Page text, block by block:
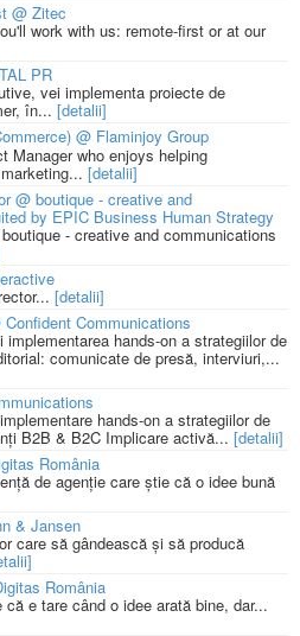
@ Zitec
work with us: remote-first or at our
PR
vei implementa proiecte de
în... [detalii]
@ Flaminjoy Group
Manager who enjoys helping
[detalii]
@ boutique - creative and
by EPIC Business Human Strategy
- creative and communications
[detalii]
Communications
hands-on a strategiilor de
comunicate de presă, interviuri,...
hands-on a strategiilor de
B2B & B2C Implicare activă... [detalii]
România
de agenție care știe că o idee bună
& Jansen
care să gândească și să producă
România
e tare când o idee arată bine, dar...